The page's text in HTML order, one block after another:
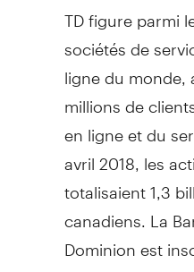
TD figure parmi
sociétés de
ligne du monde,
millions de
en ligne et du
avril 2018, les
totalisaient 1,3
canadiens. La
Dominion est